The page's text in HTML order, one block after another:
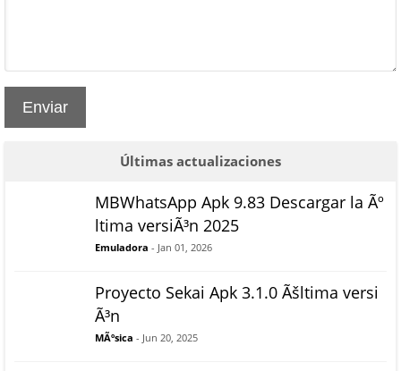
Enviar
Últimas actualizaciones
MBWhatsApp Apk 9.83 Descargar la Ãº
ltima versiÃ³n 2025
Emuladora - Jan 01, 2026
Proyecto Sekai Apk 3.1.0 Ãšltima versi
Ã³n
MÃºsica - Jun 20, 2025